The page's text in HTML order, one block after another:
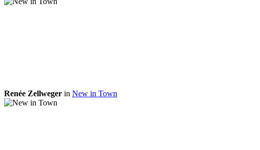
Renée Zellweger in New in Town